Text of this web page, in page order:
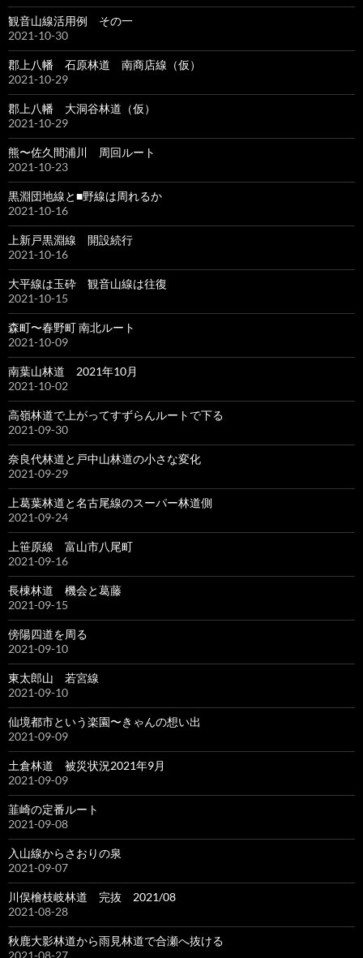
観音山線活用例 その一
2021-10-30
郡上八幡 石原林道 南商店線（仮）
2021-10-29
郡上八幡 大洞谷林道（仮）
2021-10-29
熊〜佐久間浦川 周回ルート
2021-10-23
黒淵団地線と■野線は周れるか
2021-10-16
上新戸黒淵線 開設続行
2021-10-16
大平線は玉砕 観音山線は往復
2021-10-15
森町〜春野町 南北ルート
2021-10-09
南葉山林道 2021年10月
2021-10-02
高嶺林道で上がってすずらんルートで下る
2021-09-30
奈良代林道と戸中山林道の小さな変化
2021-09-29
上葛葉林道と名古尾線のスーパー林道側
2021-09-24
上笹原線 富山市八尾町
2021-09-16
長棟林道 機会と葛藤
2021-09-15
傍陽四道を周る
2021-09-10
東太郎山 若宮線
2021-09-10
仙境都市という楽園〜きゃんの想い出
2021-09-09
土倉林道 被災状況2021年9月
2021-09-09
韮崎の定番ルート
2021-09-08
入山線からさおりの泉
2021-09-07
川俣檜枝岐林道 完抜 2021/08
2021-08-28
秋鹿大影林道から雨見林道で合瀬へ抜ける